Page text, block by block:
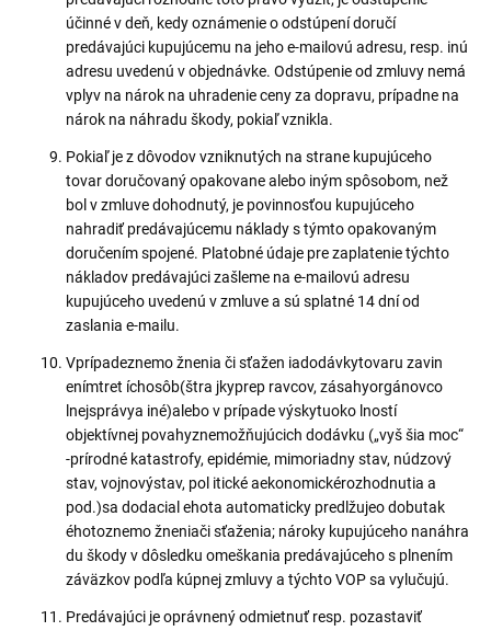
účinné v deň, kedy oznámenie o odstúpení doručí
predávajúci kupujúcemu na jeho e-mailovú adresu, resp. inú
adresu uvedenú v objednávke. Odstúpenie od zmluvy nemá
vplyv na nárok na uhradenie ceny za dopravu, prípadne na
nárok na náhradu škody, pokiaľ vznikla.
Pokiaľ je z dôvodov vzniknutých na strane kupujúceho
tovar doručovaný opakovane alebo iným spôsobom, než
bol v zmluve dohodnutý, je povinnosťou kupujúceho
nahradiť predávajúcemu náklady s týmto opakovaným
doručením spojené. Platobné údaje pre zaplatenie týchto
nákladov predávajúci zašleme na e-mailovú adresu
kupujúceho uvedenú v zmluve a sú splatné 14 dní od
zaslania e-mailu.
Vprípadeznemo žnenia či sťažen iadodávkytovaru zavin
enímtret íchosôb(štra jkyprep ravcov, zásahyorgánovco
lnejsprávya iné)alebo v prípade výskytuoko lností
objektívnej povahyznemožňujúcich dodávku („vyš šia moc“
-prírodné katastrofy, epidémie, mimoriadny stav, núdzový
stav, vojnovýstav, pol itické aekonomickérozhodnutia a
pod.)sa dodacial ehota automaticky predlžujeo dobutak
éhotoznemo žneniači sťaženia; nároky kupujúceho nanáhra
du škody v dôsledku omeškania predávajúceho s plnením
záväzkov podľa kúpnej zmluvy a týchto VOP sa vylučujú.
Predávajúci je oprávnený odmietnuť resp. pozastaviť